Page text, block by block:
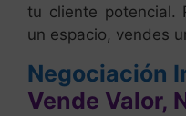
tu cliente potencial.
un espacio, vendes
Negociación
Vende Valor,